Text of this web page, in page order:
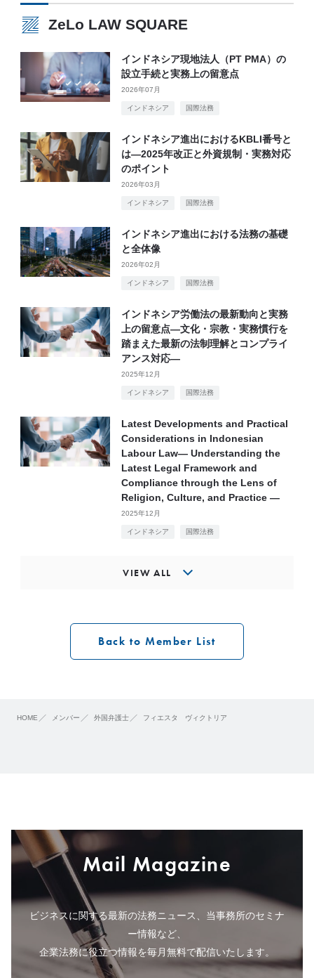
ZeLo LAW SQUARE
インドネシア現地法人（PT PMA）の
設立手続と実務上の留意点
2026年07月
インドネシア 国際法務
インドネシア進出におけるKBLI番号と
は―2025年改正と外資規制・実務対応
のポイント
2026年03月
インドネシア 国際法務
インドネシア進出における法務の基礎
と全体像
2026年02月
インドネシア 国際法務
インドネシア労働法の最新動向と実務
上の留意点―文化・宗教・実務慣行を
踏まえた最新の法制理解とコンプライ
アンス対応―
2025年12月
インドネシア 国際法務
Latest Developments and Practical
Considerations in Indonesian
Labour Law— Understanding the
Latest Legal Framework and
Compliance through the Lens of
Religion, Culture, and Practice —
2025年12月
インドネシア 国際法務
VIEW ALL
Back to Member List
HOME メンバー 外国弁護士 フィエスタ ヴィクトリア
Mail Magazine
ビジネスに関する最新の法務ニュース、当事務所のセミナ
ー情報など、
企業法務に役立つ情報を毎月無料で配信いたします。